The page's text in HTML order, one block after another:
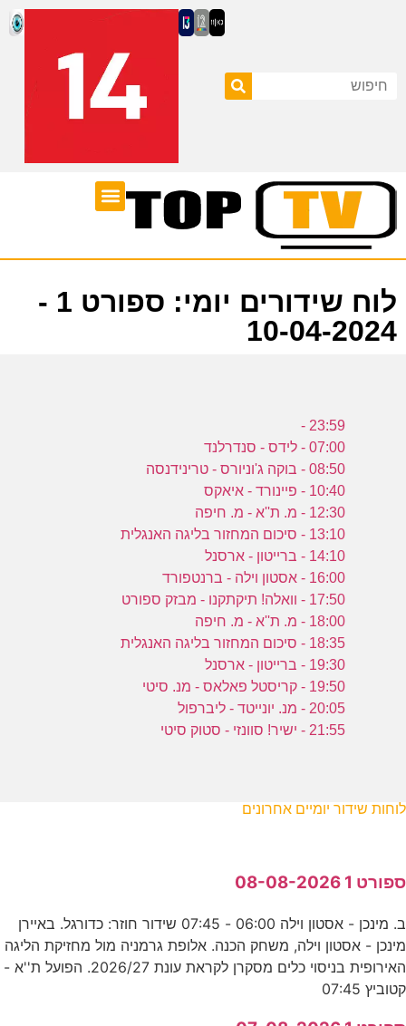
לוח שידורים יומי: ספורט 1 -
10-04-2024
23:59 -
07:00 - לידס - סנדרלנד
08:50 - בוקה ג'וניורס - טרינידנסה
10:40 - פיינורד - איאקס
12:30 - מ. ת''א - מ. חיפה
13:10 - סיכום המחזור בליגה האנגלית
14:10 - ברייטון - ארסנל
16:00 - אסטון וילה - ברנטפורד
17:50 - וואלה! תיקתקנו - מבזק ספורט
18:00 - מ. ת''א - מ. חיפה
18:35 - סיכום המחזור בליגה האנגלית
19:30 - ברייטון - ארסנל
19:50 - קריסטל פאלאס - מנ. סיטי
20:05 - מנ. יונייטד - ליברפול
21:55 - ישיר! סוונזי - סטוק סיטי
לוחות שידור יומיים אחרונים
ספורט 1 08-08-2026
ב. מינכן - אסטון וילה 06:00 - 07:45 שידור חוזר: כדורגל. באיירן
מינכן - אסטון וילה, משחק הכנה. אלופת גרמניה מול מחזיקת הליגה
האירופית בניסוי כלים מסקרן לקראת עונת 2026/27. הפועל ת''א -
קטוביץ 07:45